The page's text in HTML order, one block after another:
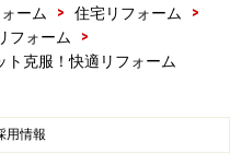
ると回れるところにあ
回遊プラン」と呼び、住
れています。
まりなくどっち回りに
ーム > 住宅リフォーム
>
フォーム
>
ト克服！快適リフォーム
用情報